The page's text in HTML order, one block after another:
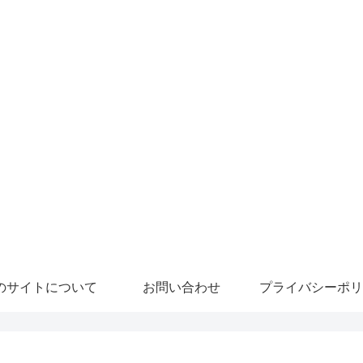
サイトについて お問い合わせ プライバシーポ